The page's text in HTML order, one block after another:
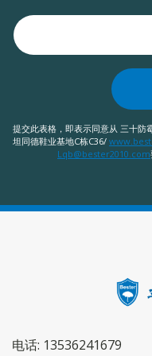
提交此表格，即表示同意从 三十防
坦同德鞋业基地C栋C36/
Lqb@bester2010.com
电话: 13536241679